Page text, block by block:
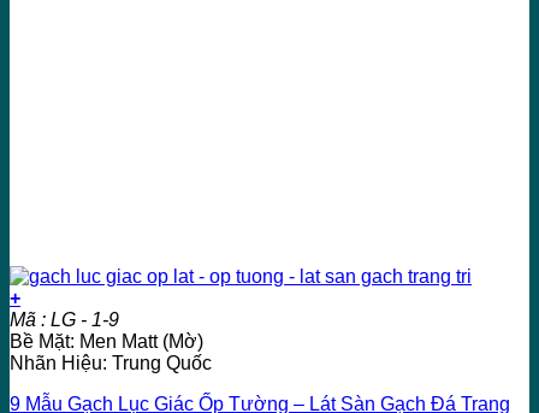
+
Mã : LG - 1-9
Bề Mặt: Men Matt (Mờ)
Nhãn Hiệu: Trung Quốc
9 Mẫu Gạch Lục Giác Ốp Tường – Lát Sàn Gạch Đá Trang